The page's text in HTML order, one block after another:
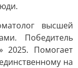
высшей
Победитель
2025. Помогает
на